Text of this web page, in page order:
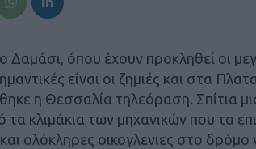
Δαμάσι, όπου έχουν προκληθεί οι
είναι οι ζημιές και στα
η Θεσσαλία τηλεόραση. Σπίτια
τα κλιμάκια των μηχανικών που τα
ολόκληρες οικογλενιες στο